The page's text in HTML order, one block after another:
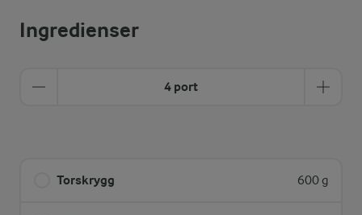
Ingredienser
4 port
Torskrygg 600 g